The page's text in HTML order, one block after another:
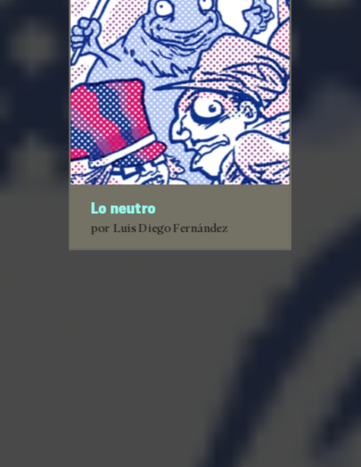
Lo neutro
por Luis Diego Fernández